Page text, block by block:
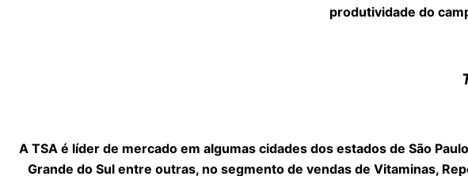
produtividade do
A TSA é líder de mercado em algumas cidades dos estados de São
Grande do Sul entre outras, no segmento de vendas de Vitaminas,